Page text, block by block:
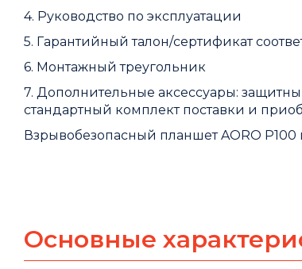
4. Руководство по эксплуатации
5. Гарантийный талон/сертификат
6. Монтажный треугольник
7. Дополнительные аксессуары:
стандартный комплект поставки и
Взрывобезопасный планшет AORO P100
Основные